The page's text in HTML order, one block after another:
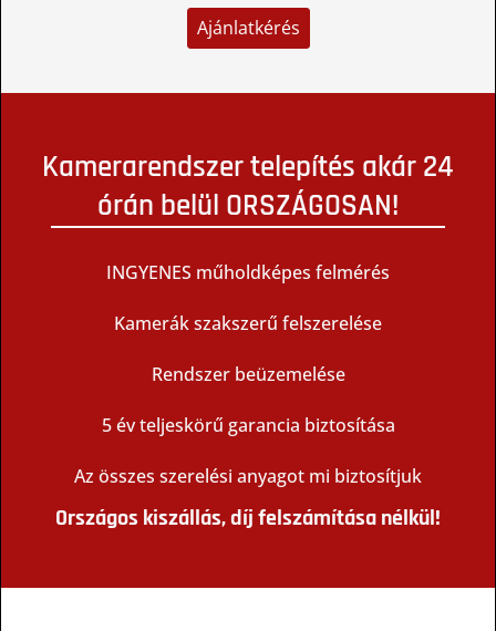
Ajánlatkérés
Kamerarendszer telepítés akár 24
órán belül ORSZÁGOSAN!
INGYENES műholdképes felmérés
Kamerák szakszerű felszerelése
Rendszer beüzemelése
5 év teljeskörű garancia biztosítása
Az összes szerelési anyagot mi biztosítjuk
Országos kiszállás, díj felszámítása nélkül!